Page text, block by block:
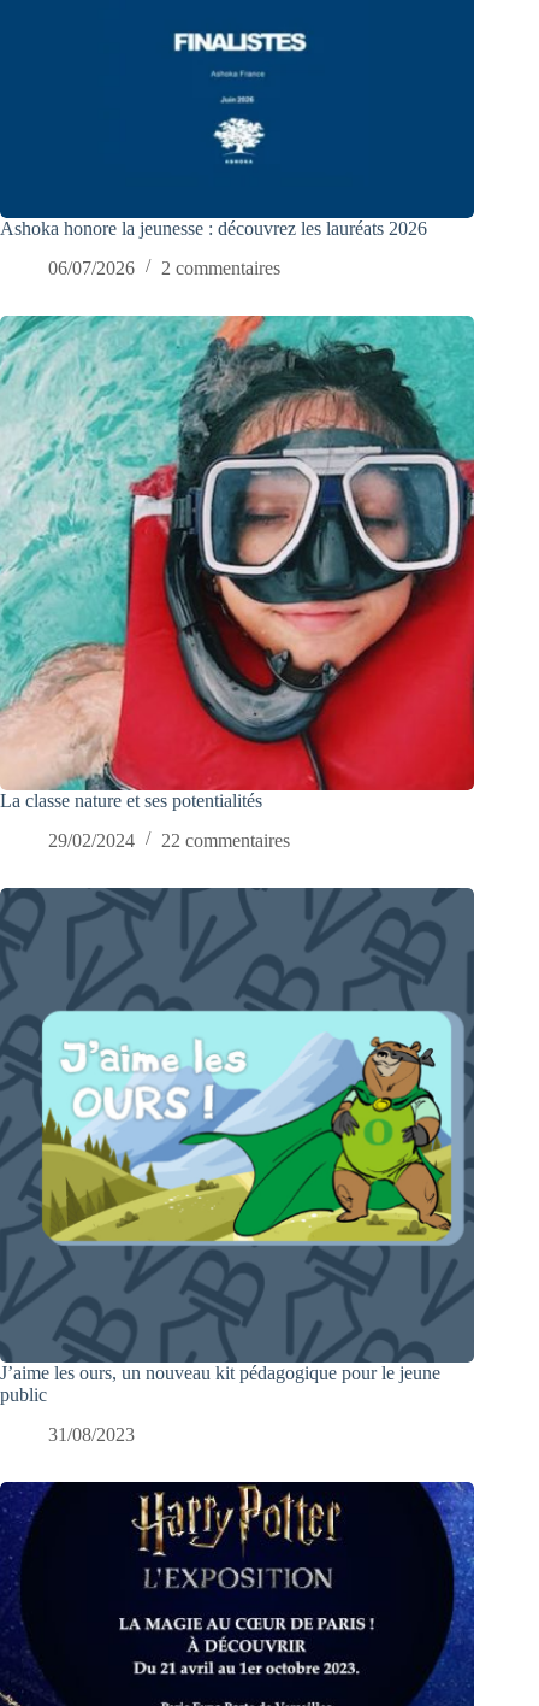
Ashoka honore la jeunesse : découvrez les lauréats 2026
06/07/2026
2 commentaires
La classe nature et ses potentialités
29/02/2024
22 commentaires
J’aime les ours, un nouveau kit pédagogique pour le jeune
public
31/08/2023